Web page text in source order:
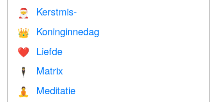
🎅 Kerstmis-
👑 Koninginnedag
❤️️ Liefde
🕴️ Matrix
🧘 Meditatie